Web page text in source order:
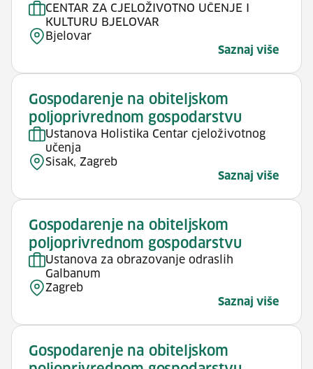
CENTAR ZA CJELOŽIVOTNO UČENJE I
KULTURU BJELOVAR
Bjelovar
Saznaj više
Gospodarenje na obiteljskom
poljoprivrednom gospodarstvu
Ustanova Holistika Centar cjeloživotnog
učenja
Sisak, Zagreb
Saznaj više
Gospodarenje na obiteljskom
poljoprivrednom gospodarstvu
Ustanova za obrazovanje odraslih
Galbanum
Zagreb
Saznaj više
Gospodarenje na obiteljskom